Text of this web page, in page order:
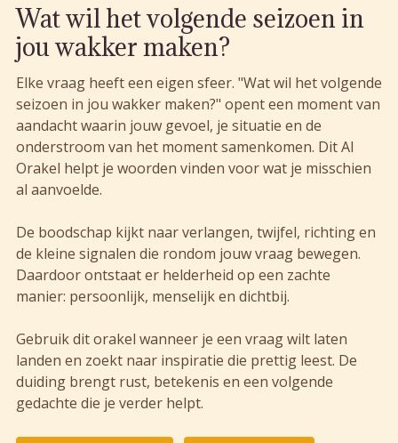
Wat wil het volgende seizoen in
jou wakker maken?
Elke vraag heeft een eigen sfeer. "Wat wil het volgende
seizoen in jou wakker maken?" opent een moment van
aandacht waarin jouw gevoel, je situatie en de
onderstroom van het moment samenkomen. Dit AI
Orakel helpt je woorden vinden voor wat je misschien
al aanvoelde.
De boodschap kijkt naar verlangen, twijfel, richting en
de kleine signalen die rondom jouw vraag bewegen.
Daardoor ontstaat er helderheid op een zachte
manier: persoonlijk, menselijk en dichtbij.
Gebruik dit orakel wanneer je een vraag wilt laten
landen en zoekt naar inspiratie die prettig leest. De
duiding brengt rust, betekenis en een volgende
gedachte die je verder helpt.